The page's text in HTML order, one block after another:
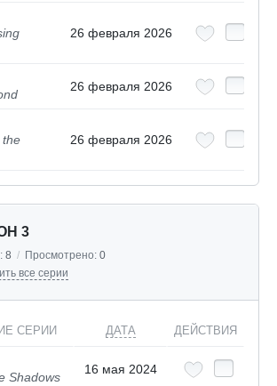
26 февраля 2026
26 февраля 2026
the
26 февраля 2026
3
8 / Просмотрено: 0
все серии
СЕРИИ ДАТА ДЕЙСТВИЯ
Shadows
16 мая 2024